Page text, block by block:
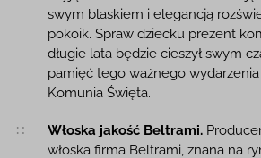
swym blaskiem i elegancją
pokoik. Spraw dziecku prezent
długie lata będzie cieszył swym
pamięć tego ważnego
Komunia Święta.
Włoska jakość Beltrami.
włoska firma Beltrami, znana na